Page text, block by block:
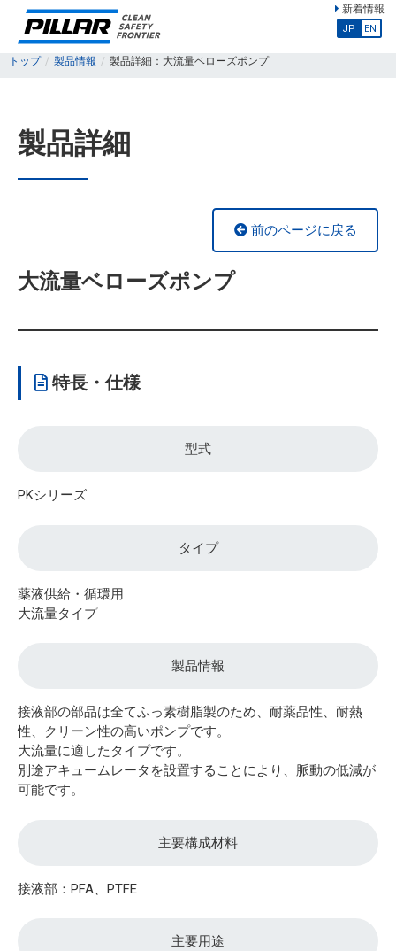
新着情報
JP EN
トップ 製品情報 製品詳細：大流量ベローズポンプ
製品詳細
前のページに戻る
大流量ベローズポンプ
特長・仕様
型式
PKシリーズ
タイプ
薬液供給・循環用
大流量タイプ
製品情報
接液部の部品は全てふっ素樹脂製のため、耐薬品性、耐熱
性、クリーン性の高いポンプです。
大流量に適したタイプです。
別途アキュームレータを設置することにより、脈動の低減が
可能です。
主要構成材料
接液部：PFA、PTFE
主要用途